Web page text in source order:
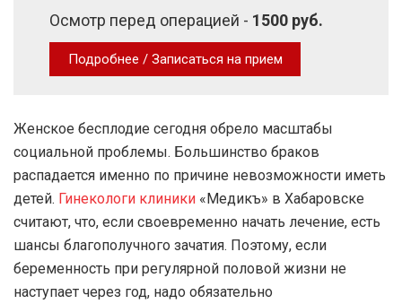
Осмотр перед операцией - 1500 руб.
Подробнее / Записаться на прием
Женское бесплодие сегодня обрело масштабы
социальной проблемы. Большинство браков
распадается именно по причине невозможности иметь
детей. Гинекологи клиники «Медикъ» в Хабаровске
считают, что, если своевременно начать лечение, есть
шансы благополучного зачатия. Поэтому, если
беременность при регулярной половой жизни не
наступает через год, надо обязательно